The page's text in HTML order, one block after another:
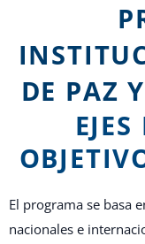
DE PAZ
El programa se basa
nacionales e